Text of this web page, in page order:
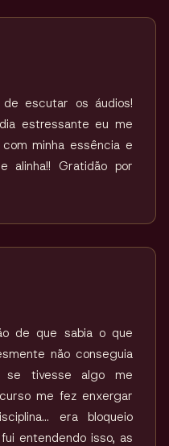
escutar os áudios!
estressante eu me
minha essência e
alinha!! Gratidão por
de que sabia o que
não conseguia
se tivesse algo me
me fez enxergar
era bloqueio
entendendo isso, as